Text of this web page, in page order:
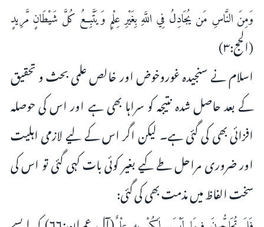
وَمِنَ النَّاسِ مَن يُجَادِلُ فِي اللَّهِ بِغَيْرِ عِلْمٍ وَيَتَّبِعُ كُلَّ شَيْطَانٍ مَّرِيدٍ
(الحج:۳)
اسلام نے سنجیدہ غوروخوض اور خالص علمی بحث و تحقیق
کے بعد حاصل شدہ نتیجہ کو سراہا بھی ہے اور اس کی حوصلہ
افزائی بھی کی گئی ہے۔ لیکن اگر اس کے لیے لازمی اہلیت
اور ضروری مراحل طے کیے بغیر کوئی بات کہی گئی تو اس کی
سخت الفاظ میں مذمت بھی کی گئی: